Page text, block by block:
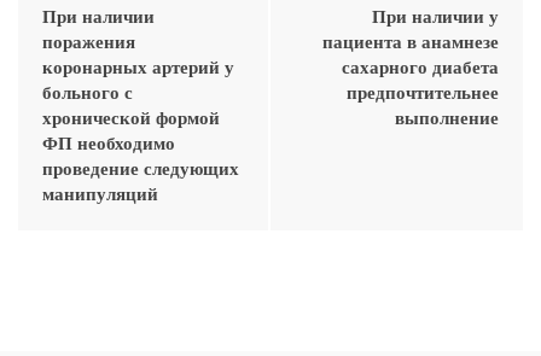
При наличии
поражения
коронарных артерий у
больного с
хронической формой
ФП необходимо
проведение следующих
манипуляций
При наличии у
пациента в анамнезе
сахарного диабета
предпочтительнее
выполнение